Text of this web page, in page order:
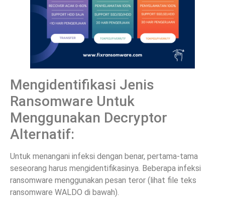
Mengidentifikasi Jenis
Ransomware Untuk
Menggunakan Decryptor
Alternatif:
Untuk menangani infeksi dengan benar, pertama-tama
seseorang harus mengidentifikasinya. Beberapa infeksi
ransomware menggunakan pesan teror (lihat file teks
ransomware WALDO di bawah).